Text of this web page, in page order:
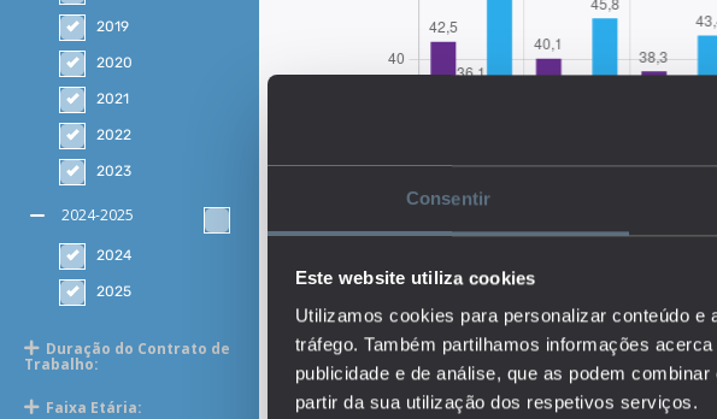
Consentir
Este website utiliza cookies
Utilizamos cookies para personalizar conteúdo
tráfego. Também partilhamos informações
publicidade e de análise, que as podem
partir da sua utilização dos respetivos serviços.
2019
2020
2021
2022
2023
2024-2025
2024
2025
Duração do Contrato de
Trabalho:
Faixa Etária: